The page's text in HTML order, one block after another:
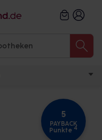
5
PAYBACK
Punkte 4